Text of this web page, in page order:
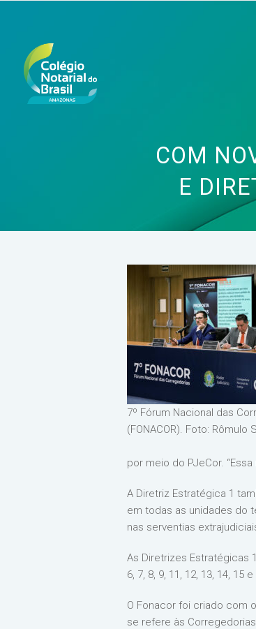
COM
E
7º Fórum Nacional das
(FONACOR). Foto: Rômulo
por meio do PJeCor.
A Diretriz Estratégica 1
em todas as unidades do
nas serventias
As Diretrizes Estratégicas
6, 7, 8, 9, 11, 12, 13, 14,
O Fonacor foi criado com
se refere às